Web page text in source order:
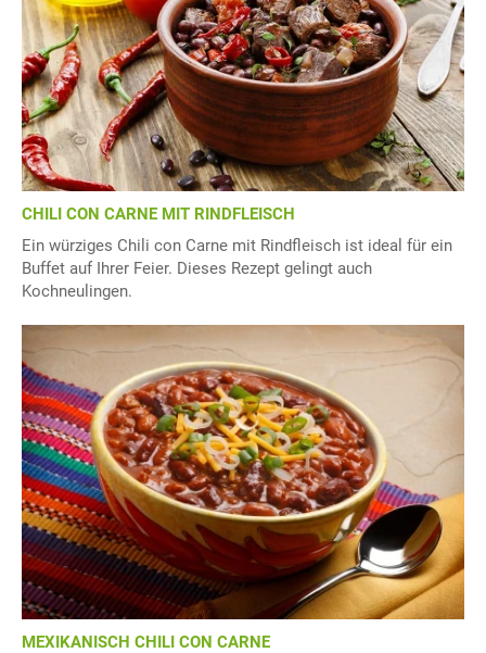
CHILI CON CARNE MIT RINDFLEISCH
Ein würziges Chili con Carne mit Rindfleisch ist ideal für ein
Buffet auf Ihrer Feier. Dieses Rezept gelingt auch
Kochneulingen.
MEXIKANISCH CHILI CON CARNE